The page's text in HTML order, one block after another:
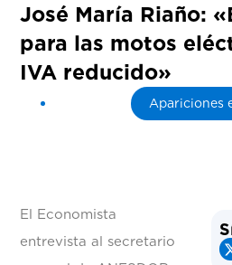
José María Riaño:
para las motos
IVA reducido»
Apariciones
El Economista
entrevista al secretario